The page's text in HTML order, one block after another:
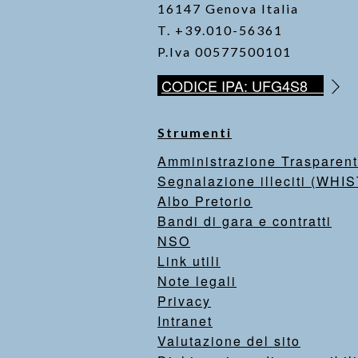
16147 Genova Italia
T. +39.010-56361
P.Iva 00577500101
CODICE IPA: UFG4S8
Strumenti
Amministrazione
Segnalazione illeciti
Albo Pretorio
Bandi di gara e contratti
NSO
Link utili
Note legali
Privacy
Intranet
Valutazione del sito